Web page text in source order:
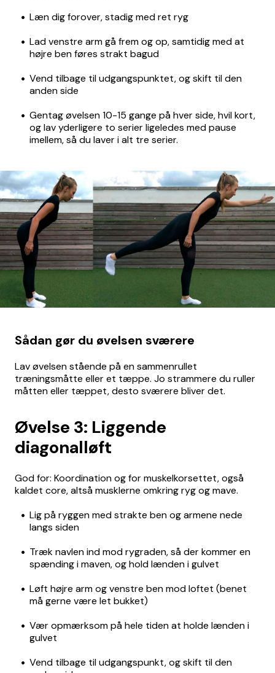
Læn dig forover, stadig med ret ryg
Lad venstre arm gå frem og op, samtidig med at
højre ben føres strakt bagud
Vend tilbage til udgangspunktet, og skift til den
anden side
Gentag øvelsen 10-15 gange på hver side, hvil kort,
og lav yderligere to serier ligeledes med pause
imellem, så du laver i alt tre serier.
Sådan gør du øvelsen sværere
Lav øvelsen stående på en sammenrullet
træningsmåtte eller et tæppe. Jo strammere du ruller
måtten eller tæppet, desto sværere bliver det.
Øvelse 3: Liggende
diagonalløft
God for: Koordination og for muskelkorsettet, også
kaldet core, altså musklerne omkring ryg og mave.
Lig på ryggen med strakte ben og armene nede
langs siden
Træk navlen ind mod rygraden, så der kommer en
spænding i maven, og hold lænden i gulvet
Løft højre arm og venstre ben mod loftet (benet
må gerne være let bukket)
Vær opmærksom på hele tiden at holde lænden i
gulvet
Vend tilbage til udgangspunkt, og skift til den